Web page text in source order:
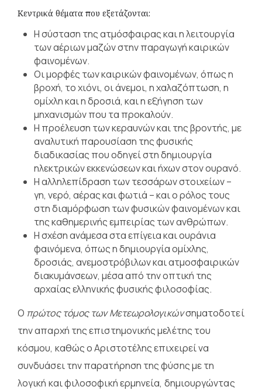
Κεντρικά θέματα που εξετάζονται:
Η σύσταση της ατμόσφαιρας και η λειτουργία
των αέριων μαζών στην παραγωγή καιρικών
φαινομένων.
Οι μορφές των καιρικών φαινομένων, όπως η
βροχή, το χιόνι, οι άνεμοι, η χαλαζόπτωση, η
ομίχλη και η δροσιά, και η εξήγηση των
μηχανισμών που τα προκαλούν.
Η προέλευση των κεραυνών και της βροντής, με
αναλυτική παρουσίαση της φυσικής
διαδικασίας που οδηγεί στη δημιουργία
ηλεκτρικών εκκενώσεων και ήχων στον ουρανό.
Η αλληλεπίδραση των τεσσάρων στοιχείων –
γη, νερό, αέρας και φωτιά – και ο ρόλος τους
στη διαμόρφωση των φυσικών φαινομένων και
της καθημερινής εμπειρίας των ανθρώπων.
Η σχέση ανάμεσα στα επίγεια και ουράνια
φαινόμενα, όπως η δημιουργία ομίχλης,
δροσιάς, ανεμοστρόβιλων και ατμοσφαιρικών
διακυμάνσεων, μέσα από την οπτική της
αρχαίας ελληνικής φυσικής φιλοσοφίας.
Ο πρώτος τόμος των Μετεωρολογικώνσηματοδοτεί
την απαρχή της επιστημονικής μελέτης του
κόσμου, καθώς ο Αριστοτέλης επιχειρεί να
συνδυάσει την παρατήρηση της φύσης με τη
λογική και φιλοσοφική ερμηνεία, δημιουργώντας